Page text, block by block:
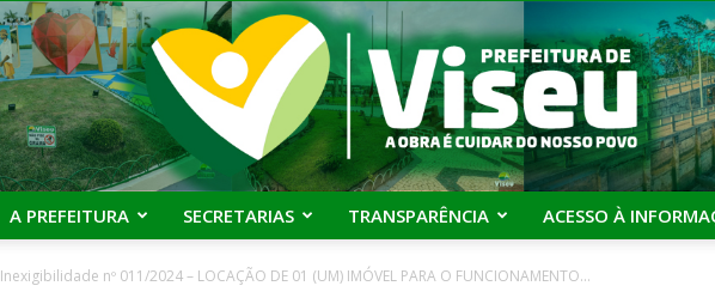
Prefeitura
A PREFEITURA SECRETARIAS TRANSPARÊNCIA ACESSO À
Inexigibilidade nº 011/2024 – LOCAÇÃO DE 01 (UM) IMÓVEL PARA O FUNCIONAMENTO...